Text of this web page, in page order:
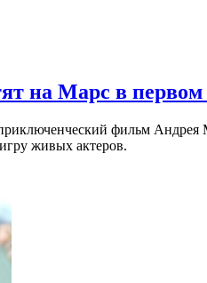
на Марс в
фильм
живых актеров.